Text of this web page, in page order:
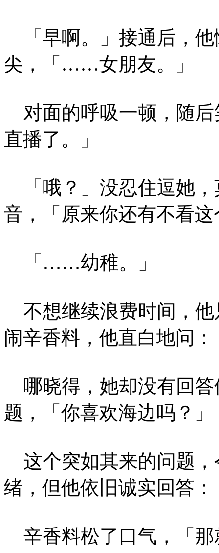
「早啊。」接通后，他
尖，「……女朋友。」
对面的呼吸一顿，随后
直播了。」
「哦？」没忍住逗她，
音，「原来你还有不看
「……幼稚。」
不想继续浪费时间，他
闹辛香料，他直白地问
哪晓得，她却没有回答
题，「你喜欢海边吗？」
这个突如其来的问题，
绪，但他依旧诚实回答
辛香料松了口气，「那